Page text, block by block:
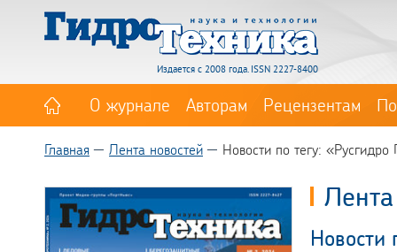
Издается с 2008 года. ISSN 2227-8400
О журнале Авторам Рецензентам
Главная Лента новостей Новости по тегу: «Русгидро
Новости